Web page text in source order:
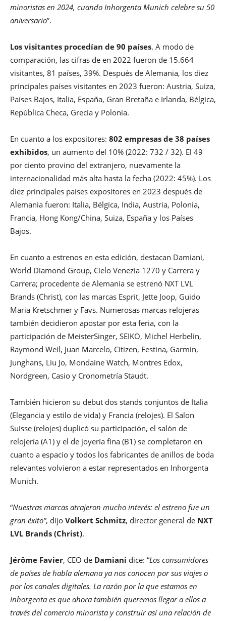
minoristas en 2024, cuando Inhorgenta Munich celebre su 50
aniversario”.
Los visitantes procedían de 90 países. A modo de
comparación, las cifras de en 2022 fueron de 15.664
visitantes, 81 países, 39%. Después de Alemania, los diez
principales países visitantes en 2023 fueron: Austria, Suiza,
Países Bajos, Italia, España, Gran Bretaña e Irlanda, Bélgica,
República Checa, Grecia y Polonia.
En cuanto a los expositores: 802 empresas de 38 países
exhibidos, un aumento del 10% (2022: 732 / 32). El 49
por ciento provino del extranjero, nuevamente la
internacionalidad más alta hasta la fecha (2022: 45%). Los
diez principales países expositores en 2023 después de
Alemania fueron: Italia, Bélgica, India, Austria, Polonia,
Francia, Hong Kong/China, Suiza, España y los Países
Bajos.
En cuanto a estrenos en esta edición, destacan Damiani,
World Diamond Group, Cielo Venezia 1270 y Carrera y
Carrera; procedente de Alemania se estrenó NXT LVL
Brands (Christ), con las marcas Esprit, Jette Joop, Guido
Maria Kretschmer y Favs. Numerosas marcas relojeras
también decidieron apostar por esta feria, con la
participación de MeisterSinger, SEIKO, Michel Herbelin,
Raymond Weil, Juan Marcelo, Citizen, Festina, Garmin,
Junghans, Liu Jo, Mondaine Watch, Montres Edox,
Nordgreen, Casio y Cronometría Staudt.
También hicieron su debut dos stands conjuntos de Italia
(Elegancia y estilo de vida) y Francia (relojes). El Salon
Suisse (relojes) duplicó su participación, el salón de
relojería (A1) y el de joyería fina (B1) se completaron en
cuanto a espacio y todos los fabricantes de anillos de boda
relevantes volvieron a estar representados en Inhorgenta
Munich.
“Nuestras marcas atrajeron mucho interés: el estreno fue un
gran éxito”, dijo Volkert Schmitz, director general de NXT
LVL Brands (Christ).
Jérôme Favier, CEO de Damiani dice: “Los consumidores
de países de habla alemana ya nos conocen por sus viajes o
por los canales digitales. La razón por la que estamos en
Inhorgenta es que ahora también queremos llegar a ellos a
través del comercio minorista y construir así una relación de